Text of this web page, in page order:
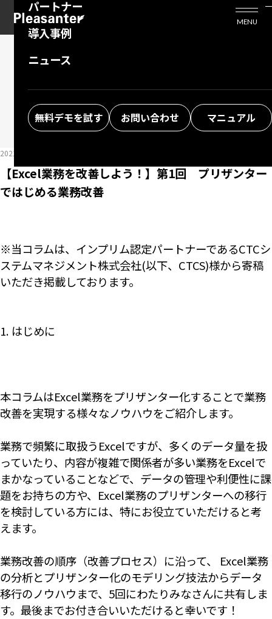
活用シーン
Enterprise Edition
パートナー
プリザンタービジネスを検討中の方
導入事例
ニュース
無料デモを試す お問い合わせ マニュアル
MENU
ニュース＆ブログ
2021/11/11
【Excel業務を改善しよう！】第1回 プリザンター
ではじめる業務改善
※当コラムは、インプリム認定パートナーであるCTCシ
ステムマネジメント株式会社(以下、CTCS)様から寄稿
いただき掲載しております。
1. はじめに
本コラムはExcel業務をプリザンター化することで業務
改善を実現する様々なノウハウをご紹介します。
業務で頻繁に取扱うExcelですが、多くのデータ量を扱
っていたり、内容が複雑で関係者が多い業務をExcelで
まかなっていることなどで、データの管理や利便性に課
題をお持ちの方や、Excel業務のプリザンターへの移行
を検討している方には、特にお役立ていただけると考
えます。
業務改善の順序（改善プロセス）に沿って、 Excel業務
の分析とプリザンター化のモデリング技法からデータ
移行のノウハウまで、5回にわたりみなさんに共有しま
す。最後までお付き合いいただけると幸いです！